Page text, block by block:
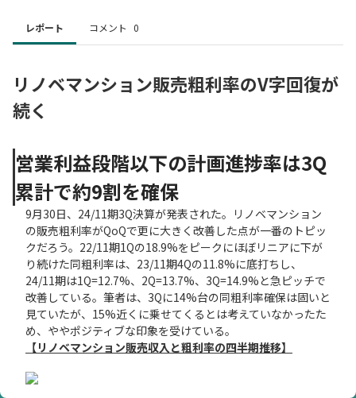
レポート コメント 0
リノベマンション販売粗利率のV字回復が
続く
営業利益段階以下の計画進捗率は3Q
累計で約9割を確保
9月30日、24/11期3Q決算が発表された。リノベマンション
の販売粗利率がQoQで更に大きく改善した点が一番のトピッ
クだろう。22/11期1Qの18.9%をピークにほぼリニアに下が
り続けた同粗利率は、23/11期4Qの11.8%に底打ちし、
24/11期は1Q=12.7%、2Q=13.7%、3Q=14.9%と急ピッチで
改善している。筆者は、3Qに14%台の同粗利率確保は固いと
見ていたが、15%近くに乗せてくるとは考えていなかったた
め、ややポジティブな印象を受けている。
【リノベマンション販売収入と粗利率の四半期推移】